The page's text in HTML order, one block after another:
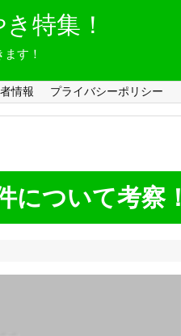
特集！
す！
情報 プライバシーポリシー
について考察！